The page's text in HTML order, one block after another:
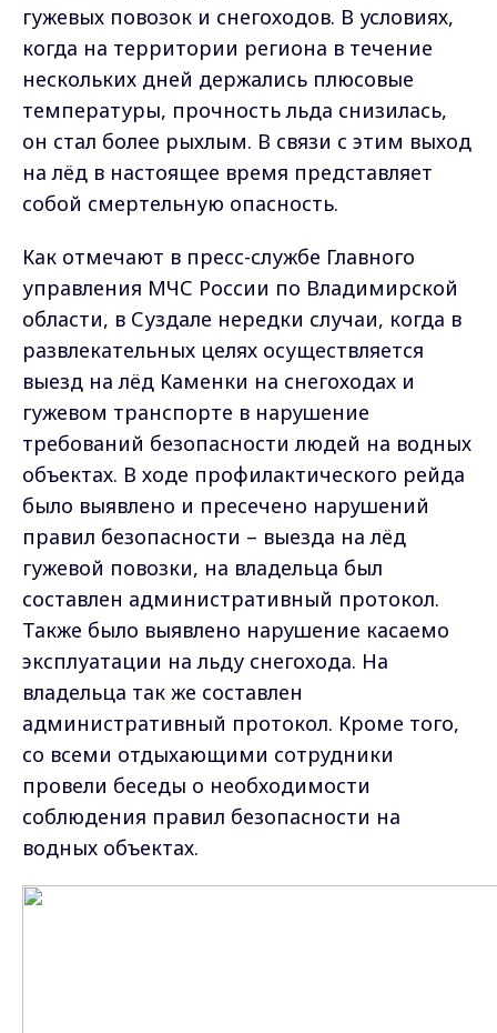
гужевых повозок и снегоходов. В условиях,
когда на территории региона в течение
нескольких дней держались плюсовые
температуры, прочность льда снизилась,
он стал более рыхлым. В связи с этим выход
на лёд в настоящее время представляет
собой смертельную опасность.
Как отмечают в пресс-службе Главного
управления МЧС России по Владимирской
области, в Суздале нередки случаи, когда в
развлекательных целях осуществляется
выезд на лёд Каменки на снегоходах и
гужевом транспорте в нарушение
требований безопасности людей на водных
объектах. В ходе профилактического рейда
было выявлено и пресечено нарушений
правил безопасности – выезда на лёд
гужевой повозки, на владельца был
составлен административный протокол.
Также было выявлено нарушение касаемо
эксплуатации на льду снегохода. На
владельца так же составлен
административный протокол. Кроме того,
со всеми отдыхающими сотрудники
провели беседы о необходимости
соблюдения правил безопасности на
водных объектах.